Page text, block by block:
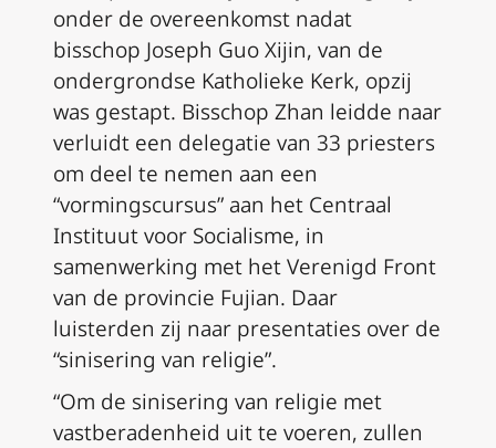
onder de overeenkomst nadat
bisschop Joseph Guo Xijin, van de
ondergrondse Katholieke Kerk, opzij
was gestapt. Bisschop Zhan leidde naar
verluidt een delegatie van 33 priesters
om deel te nemen aan een
“vormingscursus” aan het Centraal
Instituut voor Socialisme, in
samenwerking met het Verenigd Front
van de provincie Fujian. Daar
luisterden zij naar presentaties over de
“sinisering van religie”.
“Om de sinisering van religie met
vastberadenheid uit te voeren, zullen